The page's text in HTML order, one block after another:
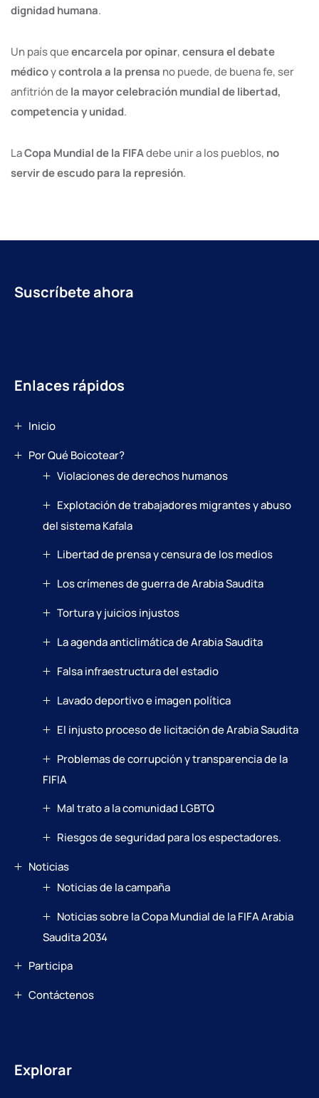
dignidad humana.
Un país queencarcela por opinar,censura el debate
médicoycontrola a la prensa no puede, de buena fe, ser
anfitrión dela mayor celebración mundial de libertad,
competencia y unidad.
LaCopa Mundial de la FIFAdebe unir a los pueblos, no
servir de escudo para la represión.
Suscríbete ahora
Enlaces rápidos
Inicio
Por Qué Boicotear?
Violaciones de derechos humanos
Explotación de trabajadores migrantes y abuso
del sistema Kafala
Libertad de prensa y censura de los medios
Los crímenes de guerra de Arabia Saudita
Tortura y juicios injustos
La agenda anticlimática de Arabia Saudita
Falsa infraestructura del estadio
Lavado deportivo e imagen política
El injusto proceso de licitación de Arabia Saudita
Problemas de corrupción y transparencia de la
FIFIA
Mal trato a la comunidad LGBTQ
Riesgos de seguridad para los espectadores.
Noticias
Noticias de la campaña
Noticias sobre la Copa Mundial de la FIFA Arabia
Saudita 2034
Participa
Contáctenos
Explorar